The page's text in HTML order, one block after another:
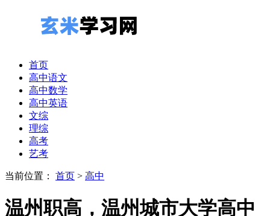
首页
高中语文
高中数学
高中英语
文综
理综
高考
艺考
当前位置： 首页 > 高中
温州职高，温州城市大学高中